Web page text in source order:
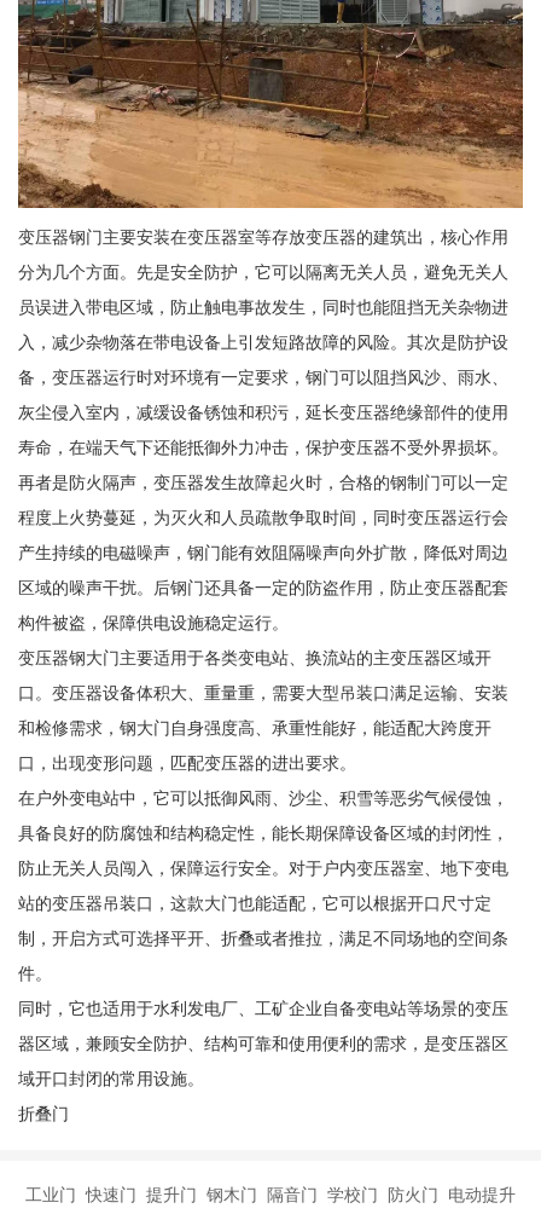
变压器钢门主要安装在变压器室等存放变压器的建筑出，核心作用
分为几个方面。先是安全防护，它可以隔离无关人员，避免无关人
员误进入带电区域，防止触电事故发生，同时也能阻挡无关杂物进
入，减少杂物落在带电设备上引发短路故障的风险。其次是防护设
备，变压器运行时对环境有一定要求，钢门可以阻挡风沙、雨水、
灰尘侵入室内，减缓设备锈蚀和积污，延长变压器绝缘部件的使用
寿命，在端天气下还能抵御外力冲击，保护变压器不受外界损坏。
再者是防火隔声，变压器发生故障起火时，合格的钢制门可以一定
程度上火势蔓延，为灭火和人员疏散争取时间，同时变压器运行会
产生持续的电磁噪声，钢门能有效阻隔噪声向外扩散，降低对周边
区域的噪声干扰。后钢门还具备一定的防盗作用，防止变压器配套
构件被盗，保障供电设施稳定运行。
变压器钢大门主要适用于各类变电站、换流站的主变压器区域开
口。变压器设备体积大、重量重，需要大型吊装口满足运输、安装
和检修需求，钢大门自身强度高、承重性能好，能适配大跨度开
口，出现变形问题，匹配变压器的进出要求。
在户外变电站中，它可以抵御风雨、沙尘、积雪等恶劣气候侵蚀，
具备良好的防腐蚀和结构稳定性，能长期保障设备区域的封闭性，
防止无关人员闯入，保障运行安全。对于户内变压器室、地下变电
站的变压器吊装口，这款大门也能适配，它可以根据开口尺寸定
制，开启方式可选择平开、折叠或者推拉，满足不同场地的空间条
件。
同时，它也适用于水利发电厂、工矿企业自备变电站等场景的变压
器区域，兼顾安全防护、结构可靠和使用便利的需求，是变压器区
域开口封闭的常用设施。
折叠门
工业门 快速门 提升门 钢木门 隔音门 学校门 防火门 电动提升